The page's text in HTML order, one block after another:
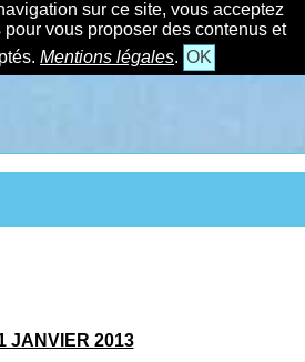
sur ce site, vous acceptez
vous proposer des contenus et
Mentions légales. OK
JANVIER 2013